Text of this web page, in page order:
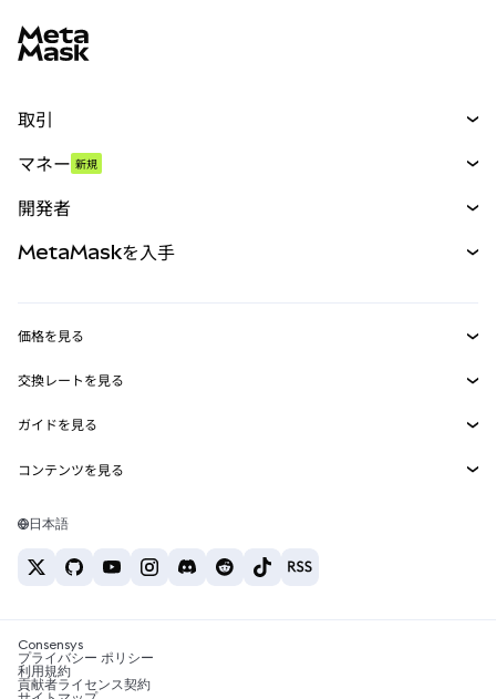
取引
パーペチュアル
RWA
マネー 新規
開発者
MetaMask Connect
Snaps
Web3サービス
MetaMaskを入手
セキュリティ
サポート
キャリア
お問い合わせ
価格を見る
イーサリアムの価格
Solanaの価格
Tetherの価格
交換レートを見る
ETH→USD
USDT→INR
BTC→INR
ETH→USDT
ガイドを見る
ETHの購入
USDTの購入
SHIBの購入
BNBの購入
コンテンツを見る
Solanaウォレット
税制関連ニュース
暗号資産の購入方法は？
日本語
Consensys
プライバシー ポリシー
利用規約
貢献者ライセンス契約